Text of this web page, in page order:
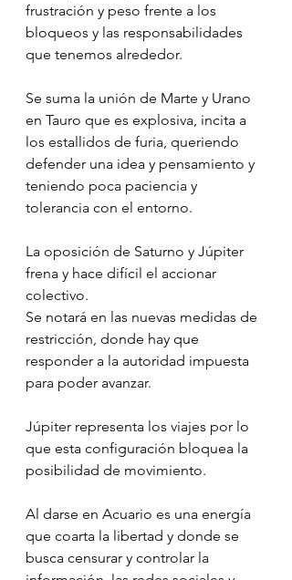
frustración y peso frente a los
bloqueos y las responsabilidades
que tenemos alrededor.
Se suma la unión de Marte y Urano
en Tauro que es explosiva, incita a
los estallidos de furia, queriendo
defender una idea y pensamiento y
teniendo poca paciencia y
tolerancia con el entorno.
La oposición de Saturno y Júpiter
frena y hace difícil el accionar
colectivo.
Se notará en las nuevas medidas de
restricción, donde hay que
responder a la autoridad impuesta
para poder avanzar.
Júpiter representa los viajes por lo
que esta configuración bloquea la
posibilidad de movimiento.
Al darse en Acuario es una energía
que coarta la libertad y donde se
busca censurar y controlar la